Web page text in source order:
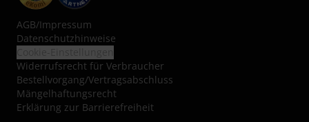
AGB/Impressum
Datenschutzhinweise
Widerrufsrecht für Verbraucher
Bestellvorgang/Vertragsabschluss
Mängelhaftungsrecht
Erklärung zur Barrierefreiheit